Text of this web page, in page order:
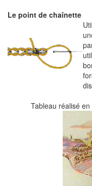
Le point de chaînette
Tableau réalisé